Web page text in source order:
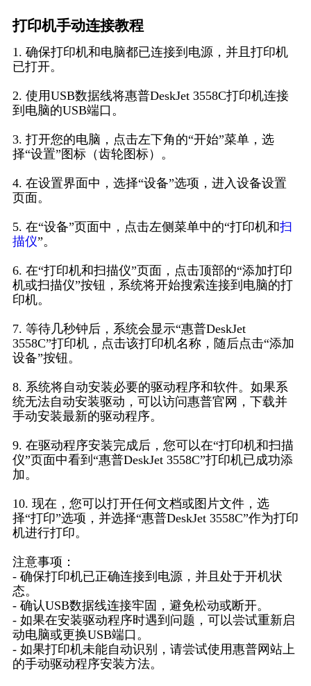
打印机手动连接教程
1. 确保打印机和电脑都已连接到电源，并且打印机
已打开。
2. 使用USB数据线将惠普DeskJet 3558C打印机连接
到电脑的USB端口。
3. 打开您的电脑，点击左下角的“开始”菜单，选
择“设置”图标（齿轮图标）。
4. 在设置界面中，选择“设备”选项，进入设备设置
页面。
5. 在“设备”页面中，点击左侧菜单中的“打印机和扫
描仪”。
6. 在“打印机和扫描仪”页面，点击顶部的“添加打印
机或扫描仪”按钮，系统将开始搜索连接到电脑的打
印机。
7. 等待几秒钟后，系统会显示“惠普DeskJet
3558C”打印机，点击该打印机名称，随后点击“添加
设备”按钮。
8. 系统将自动安装必要的驱动程序和软件。如果系
统无法自动安装驱动，可以访问惠普官网，下载并
手动安装最新的驱动程序。
9. 在驱动程序安装完成后，您可以在“打印机和扫描
仪”页面中看到“惠普DeskJet 3558C”打印机已成功添
加。
10. 现在，您可以打开任何文档或图片文件，选
择“打印”选项，并选择“惠普DeskJet 3558C”作为打印
机进行打印。
注意事项：
- 确保打印机已正确连接到电源，并且处于开机状
态。
- 确认USB数据线连接牢固，避免松动或断开。
- 如果在安装驱动程序时遇到问题，可以尝试重新启
动电脑或更换USB端口。
- 如果打印机未能自动识别，请尝试使用惠普网站上
的手动驱动程序安装方法。